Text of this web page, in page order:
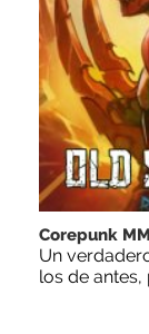
Corepunk
Un
los de